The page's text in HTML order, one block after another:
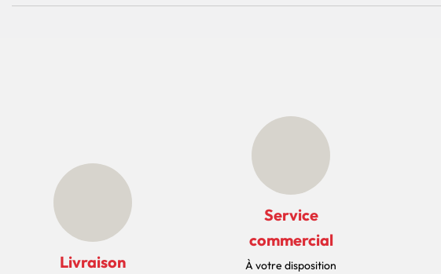
Livraison
Service
commercial
À votre disposition